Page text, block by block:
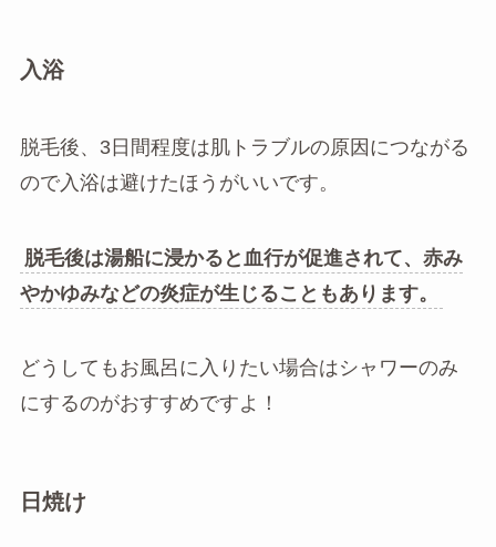
入浴
脱毛後、3日間程度は肌トラブルの原因につながる
ので入浴は避けたほうがいいです。
脱毛後は湯船に浸かると血行が促進されて、赤み
やかゆみなどの炎症が生じることもあります。
どうしてもお風呂に入りたい場合はシャワーのみ
にするのがおすすめですよ！
日焼け